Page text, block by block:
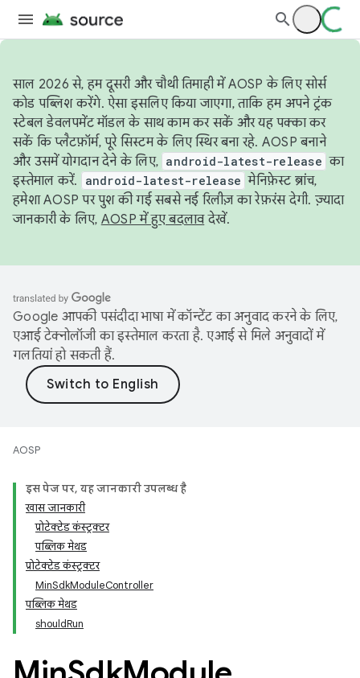
साल 2026 से, हम दूसरी और चौथी तिमाही में AOSP के लिए सोर्स
कोड पब्लिश करेंगे. ऐसा इसलिए किया जाएगा, ताकि हम अपने ट्रंक
स्टेबल डेवलपमेंट मॉडल के साथ काम कर सकें और यह पक्का कर
सकें कि प्लैटफ़ॉर्म, पूरे सिस्टम के लिए स्थिर बना रहे. AOSP बनाने
और उसमें योगदान देने के लिए, android-latest-release का
इस्तेमाल करें.
android-latest-release मेनिफ़ेस्ट ब्रांच,
हमेशा AOSP पर पुश की गई सबसे नई रिलीज़ का रेफ़रंस देगी. ज़्यादा
जानकारी के लिए, AOSP में हुए बदलावदेखें.
Google आपकी पसंदीदा भाषा में कॉन्टेंट का अनुवाद करने के लिए,
एआई टेक्नोलॉजी का इस्तेमाल करता है. एआई से मिले अनुवादों में
गलतियां हो सकती हैं.
AOSP
इस पेज पर, यह जानकारी उपलब्ध है
खास जानकारी
प्रोटेक्टेड कंस्ट्रक्टर
पब्लिक मेथड
प्रोटेक्टेड कंस्ट्रक्टर
MinSdkModuleController
पब्लिक मेथड
shouldRun